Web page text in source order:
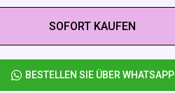
SOFORT KAUFEN
BESTELLEN SIE ÜBER WHATSAPP